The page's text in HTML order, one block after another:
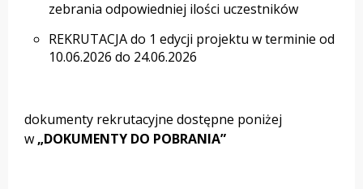
zebrania odpowiedniej ilości uczestników
REKRUTACJA do 1 edycji projektu w terminie od
10.06.2026 do 24.06.2026
dokumenty rekrutacyjne dostępne poniżej
w „DOKUMENTY DO POBRANIA”